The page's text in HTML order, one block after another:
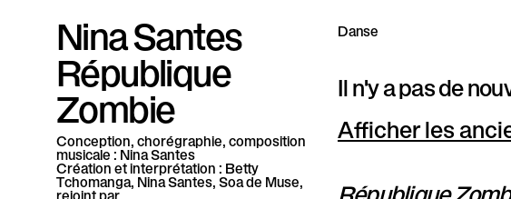
o
m
e
Nina Santes
République
Zombie
Conception, chorégraphie, composition
musicale : Nina Santes
Création et interprétation : Betty
Tchomanga, Nina Santes, Soa de Muse,
rejoint par
Danse
Il n'y a pas de
Afficher les
République